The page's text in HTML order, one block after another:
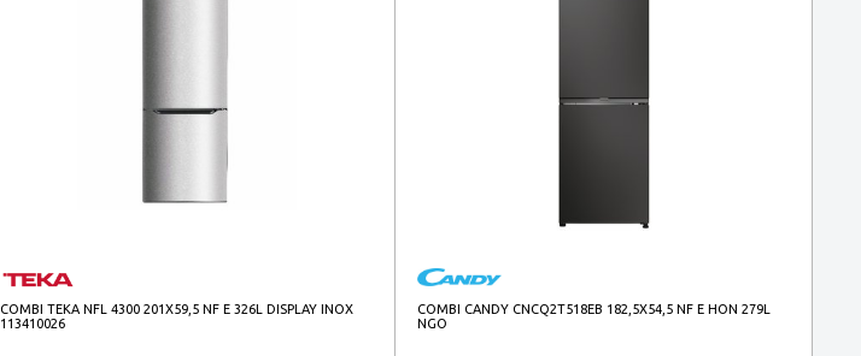
COMBI TEKA NFL 4300 201X59,5 NF E 326L DISPLAY INOX
113410026
COMBI CANDY CNCQ2T518EB 182,5X54,5 NF E HON 279L
NGO